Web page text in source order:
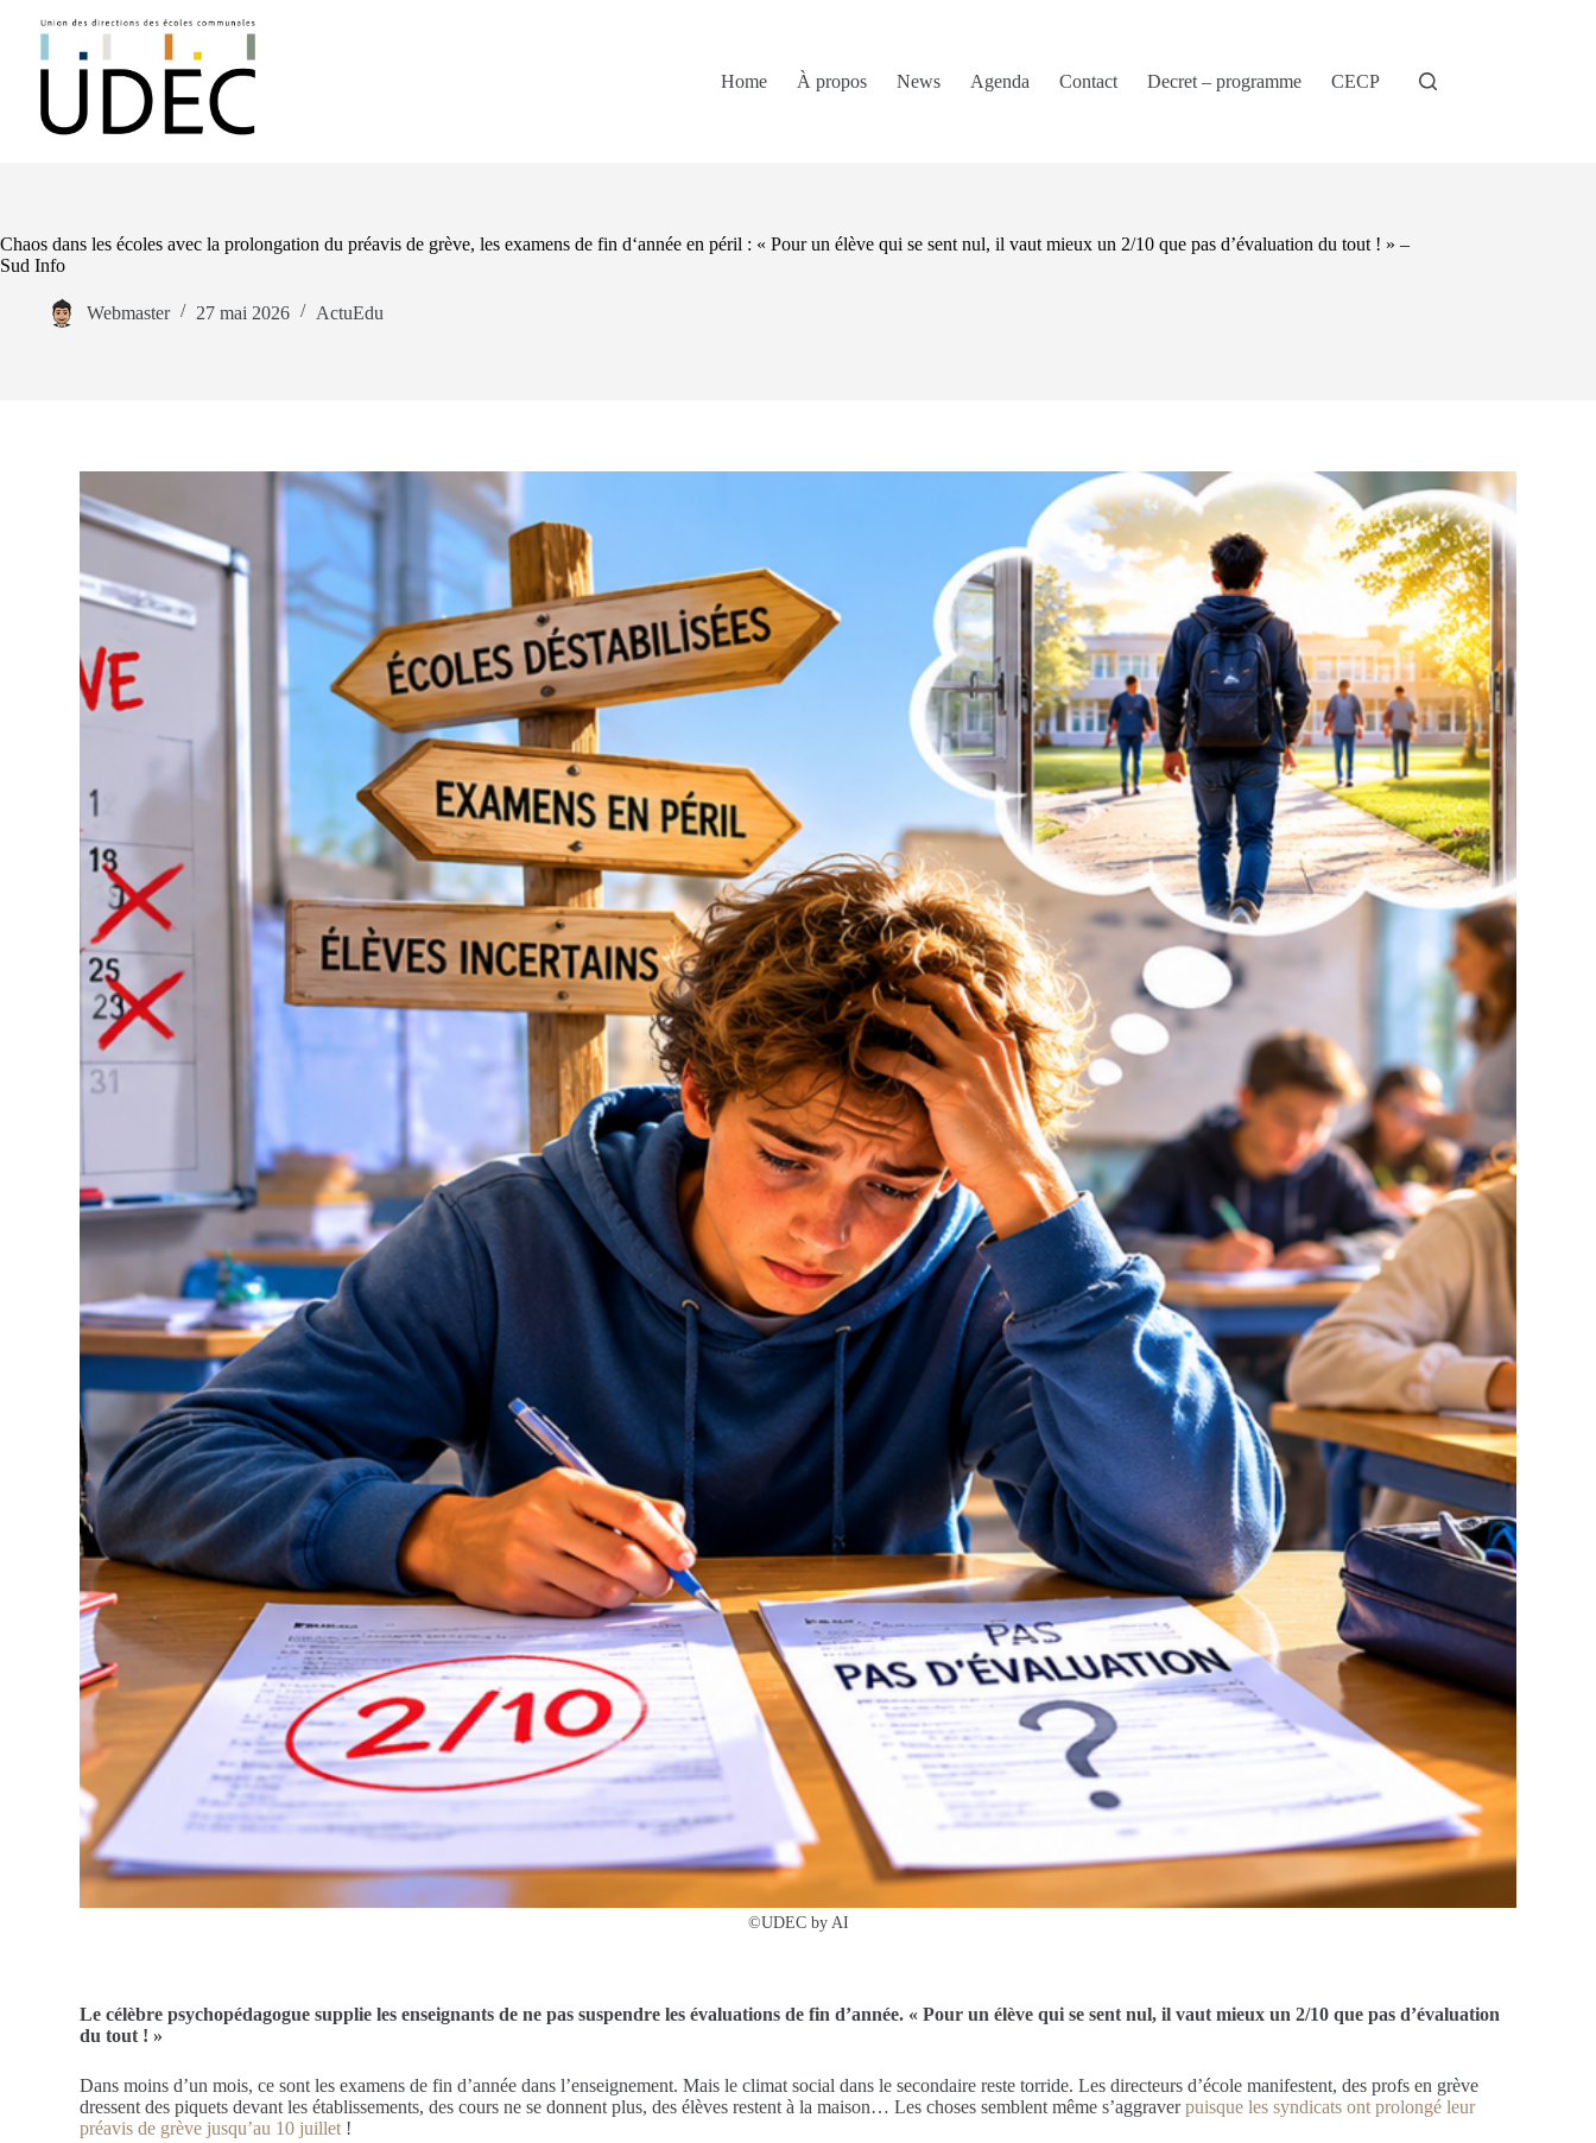
Home À propos News Agenda Contact Decret – programme CECP
Chaos dans les écoles avec la prolongation du préavis de grève, les examens de fin d‘année en péril : « Pour un élève qui se sent nul, il vaut mieux un 2/10 que pas d’évaluation du tout ! » –
Sud Info
Webmaster 27 mai 2026 ActuEdu
©UDEC by AI
Le célèbre psychopédagogue supplie les enseignants de ne pas suspendre les évaluations de fin d’année. « Pour un élève qui se sent nul, il vaut mieux un 2/10 que pas d’évaluation
du tout ! »
Dans moins d’un mois, ce sont les examens de fin d’année dans l’enseignement. Mais le climat social dans le secondaire reste torride. Les directeurs d’école manifestent, des profs en grève
dressent des piquets devant les établissements, des cours ne se donnent plus, des élèves restent à la maison… Les choses semblent même s’aggraverpuisque les syndicats ont prolongé leur
préavis de grève jusqu’au 10 juillet !